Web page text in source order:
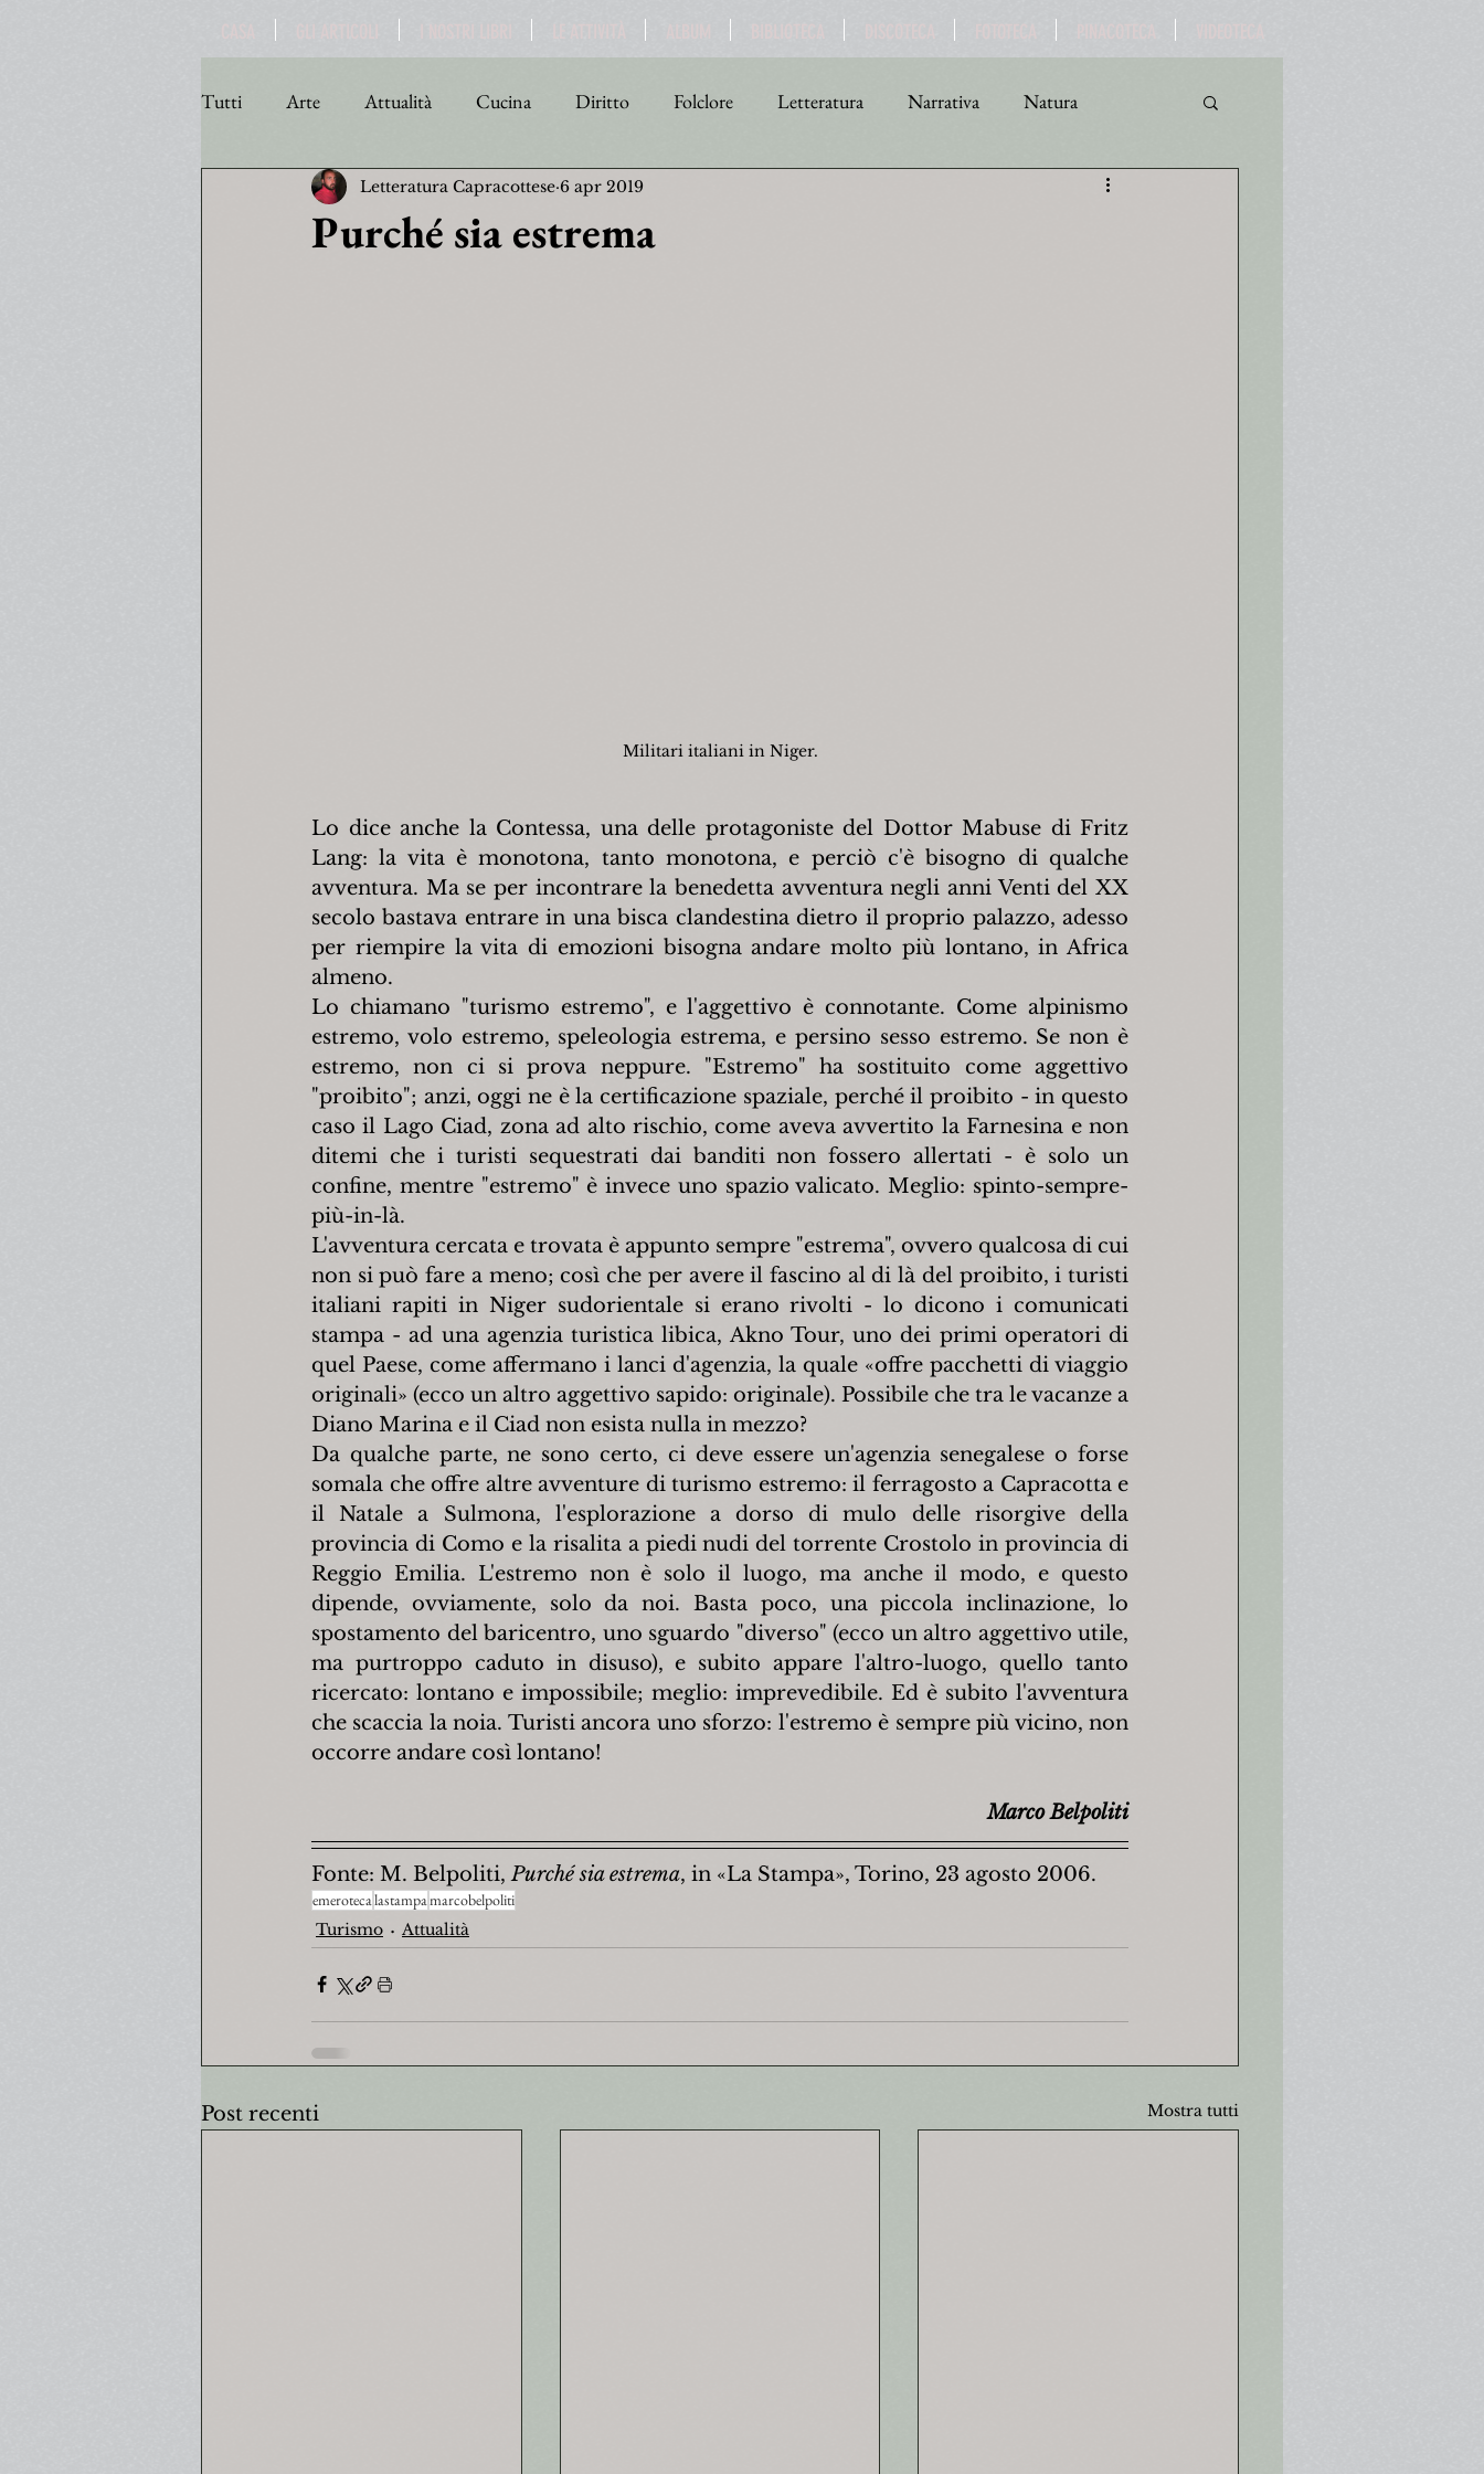
Tutti Arte Attualità Cucina Diritto Folclore Letteratura Narrativa Natura
Personaggi Poesia Politica Religione Turismo
Purché sia estrema
Letteratura Capracottese 6 apr 2019
Militari italiani in Niger.
Lo dice anche la Contessa, una delle protagoniste del Dottor Mabuse di Fritz
Lang: la vita è monotona, tanto monotona, e perciò c'è bisogno di qualche
avventura. Ma se per incontrare la benedetta avventura negli anni Venti del XX
secolo bastava entrare in una bisca clandestina dietro il proprio palazzo, adesso
per riempire la vita di emozioni bisogna andare molto più lontano, in Africa
almeno.
Lo chiamano "turismo estremo", e l'aggettivo è connotante. Come alpinismo
estremo, volo estremo, speleologia estrema, e persino sesso estremo. Se non è
estremo, non ci si prova neppure. "Estremo" ha sostituito come aggettivo
"proibito"; anzi, oggi ne è la certificazione spaziale, perché il proibito - in questo
caso il Lago Ciad, zona ad alto rischio, come aveva avvertito la Farnesina e non
ditemi che i turisti sequestrati dai banditi non fossero allertati - è solo un
confine, mentre "estremo" è invece uno spazio valicato. Meglio: spinto-sempre-
più-in-là.
L'avventura cercata e trovata è appunto sempre "estrema", ovvero qualcosa di cui
non si può fare a meno; così che per avere il fascino al di là del proibito, i turisti
italiani rapiti in Niger sudorientale si erano rivolti - lo dicono i comunicati
stampa - ad una agenzia turistica libica, Akno Tour, uno dei primi operatori di
quel Paese, come affermano i lanci d'agenzia, la quale «offre pacchetti di viaggio
originali» (ecco un altro aggettivo sapido: originale). Possibile che tra le vacanze a
Diano Marina e il Ciad non esista nulla in mezzo?
Da qualche parte, ne sono certo, ci deve essere un'agenzia senegalese o forse
somala che offre altre avventure di turismo estremo: il ferragosto a Capracotta e
il Natale a Sulmona, l'esplorazione a dorso di mulo delle risorgive della
provincia di Como e la risalita a piedi nudi del torrente Crostolo in provincia di
Reggio Emilia. L'estremo non è solo il luogo, ma anche il modo, e questo
dipende, ovviamente, solo da noi. Basta poco, una piccola inclinazione, lo
spostamento del baricentro, uno sguardo "diverso" (ecco un altro aggettivo utile,
ma purtroppo caduto in disuso), e subito appare l'altro-luogo, quello tanto
ricercato: lontano e impossibile; meglio: imprevedibile. Ed è subito l'avventura
che scaccia la noia. Turisti ancora uno sforzo: l'estremo è sempre più vicino, non
occorre andare così lontano!
Marco Belpoliti
Fonte: M. Belpoliti, Purché sia estrema, in «La Stampa», Torino, 23 agosto 2006.
emerotecalastampa marcobelpoliti
Turismo
Attualità
Post recenti Mostra tutti